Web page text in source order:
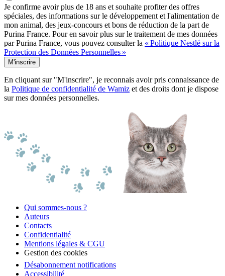
Je confirme avoir plus de 18 ans et souhaite profiter des offres
spéciales, des informations sur le développement et l'alimentation de
mon animal, des jeux-concours et bons de réduction de la part de
Purina France. Pour en savoir plus sur le traitement de mes données
par Purina France, vous pouvez consulter la « Politique Nestlé sur la
Protection des Données Personnelles »
M'inscrire
En cliquant sur "M'inscrire", je reconnais avoir pris connaissance de
la Politique de confidentialité de Wamiz et des droits dont je dispose
sur mes données personnelles.
Qui sommes-nous ?
Auteurs
Contacts
Confidentialité
Mentions légales & CGU
Gestion des cookies
Désabonnement notifications
Accessibilité